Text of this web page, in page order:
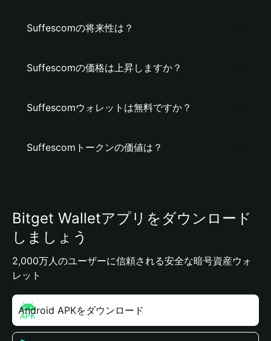
Suffescomの将来性は？
Suffescomの価格は上昇しますか？
Suffescomウォレットは無料ですか？
Suffescomトークンの価値は？
Bitget Walletアプリをダウンロード
しましょう
2,000万人のユーザーに信頼される安全な暗号資産ウォ
レット
Android APKをダウンロード